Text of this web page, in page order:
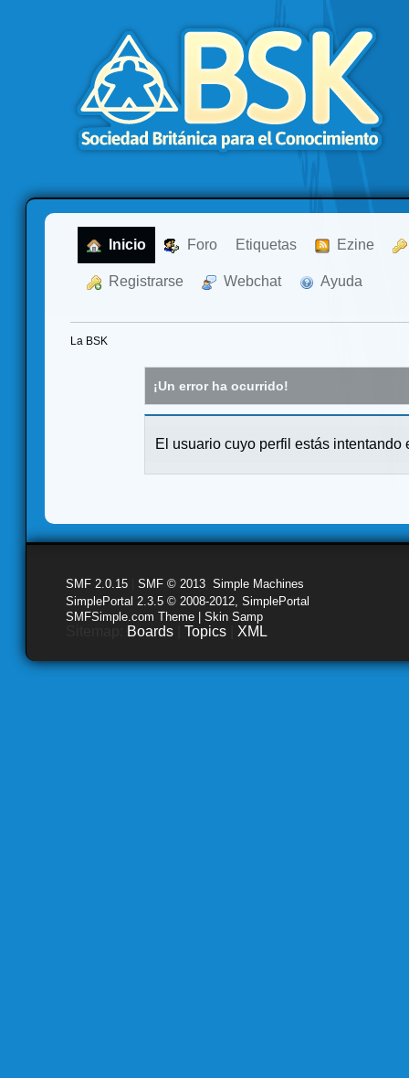
Inicio Foro Etiquetas Ezine
Registrarse Webchat Ayuda
La BSK
¡Un error ha ocurrido!
El usuario cuyo perfil estás intentando
SMF 2.0.15 SMF © 2013 Simple Machines
SimplePortal 2.3.5 © 2008-2012, SimplePortal
SMFSimple.com Theme | Skin Samp
Boards Topics XML